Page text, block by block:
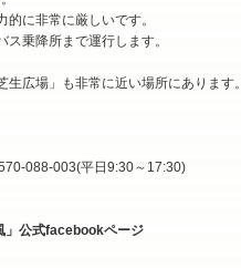
に非常に厳しいです。
乗降所まで運行します。
広場」も非常に近い場所にあります。
088-003(平日9:30～17:30)
」公式facebookページ